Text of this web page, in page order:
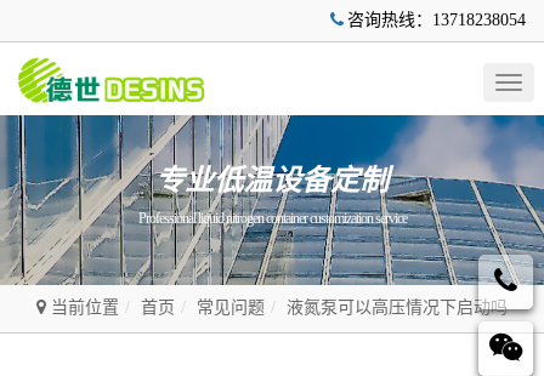
咨询热线：13718238054
专业低温设备定制
Professional liquid nitrogen container customization service
当前位置 首页 常见问题 液氮泵可以高压情况下启动吗